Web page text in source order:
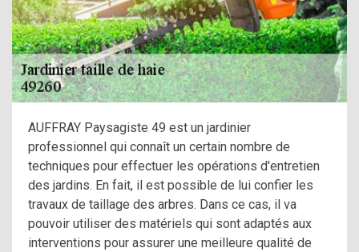
AUFFRAY Paysagiste 49 est un jardinier
professionnel qui connaît un certain nombre de
techniques pour effectuer les opérations d'entretien
des jardins. En fait, il est possible de lui confier les
travaux de taillage des arbres. Dans ce cas, il va
pouvoir utiliser des matériels qui sont adaptés aux
interventions pour assurer une meilleure qualité de